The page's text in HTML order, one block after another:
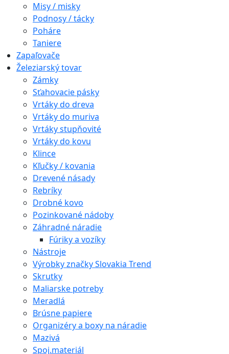
Misy / misky
Podnosy / tácky
Poháre
Taniere
Zapaľovače
Železiarský tovar
Zámky
Sťahovacie pásky
Vrtáky do dreva
Vrtáky do muriva
Vrtáky stupňovité
Vrtáky do kovu
Klince
Kľučky / kovania
Drevené násady
Rebríky
Drobné kovo
Pozinkované nádoby
Záhradné náradie
Fúriky a vozíky
Nástroje
Výrobky značky Slovakia Trend
Skrutky
Maliarske potreby
Meradlá
Brúsne papiere
Organizéry a boxy na náradie
Mazivá
Spoj.materiál